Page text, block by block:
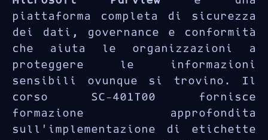
piattaforma completa di sicurezza
dei dati, governance e conformità
che aiuta le organizzazioni a
proteggere le informazioni
sensibili ovunque si trovino. Il
corso SC-401T00 fornisce
formazione approfondita
sull’implementazione di etichette